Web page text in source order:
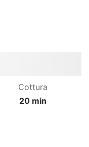
Cottura
20 min